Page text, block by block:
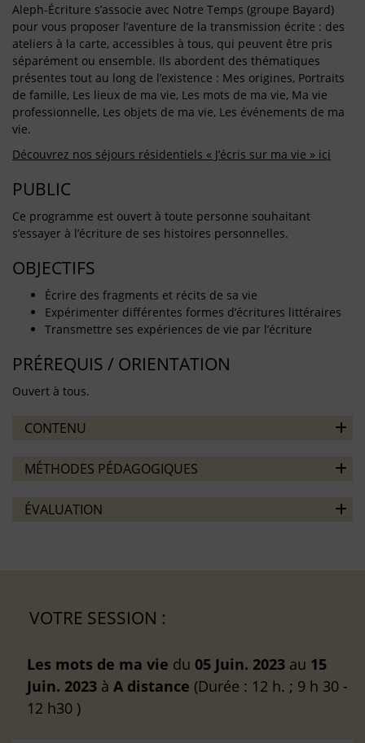
Aleph-Écriture s’associe avec Notre Temps (groupe Bayard)
pour vous proposer l’aventure de la transmission écrite : des
ateliers à la carte, accessibles à tous, qui peuvent être pris
séparément ou ensemble. Ils abordent des thématiques
présentes tout au long de l’existence : Mes origines, Portraits
de famille, Les lieux de ma vie, Les mots de ma vie, Ma vie
professionnelle, Les objets de ma vie, Les événements de ma
vie.
Découvrez nos séjours résidentiels « J’écris sur ma vie » ici
PUBLIC
Ce programme est ouvert à toute personne souhaitant
s’essayer à l’écriture de ses histoires personnelles.
OBJECTIFS
Écrire des fragments et récits de sa vie
Expérimenter différentes formes d’écritures littéraires
Transmettre ses expériences de vie par l’écriture
PRÉREQUIS / ORIENTATION
Ouvert à tous.
CONTENU
MÉTHODES PÉDAGOGIQUES
ÉVALUATION
VOTRE SESSION :
Les mots de ma vie du 05 Juin. 2023 au 15
Juin. 2023 à A distance (Durée : 12 h. ; 9 h 30 -
12 h30 )